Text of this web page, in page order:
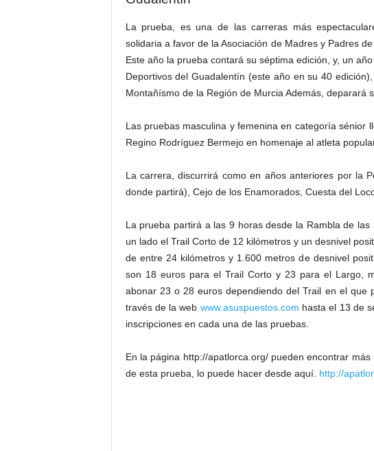
La prueba, es una de las carreras más
solidaria a favor de la Asociación de Madres y Padres
Este año la prueba contará su séptima edición, y, un
Deportivos del Guadalentín (este año en su 40
Montañísmo de la Región de Murcia Además, deparará
Las pruebas masculina y femenina en categoría sénior
Regino Rodríguez Bermejo en homenaje al atleta
La carrera, discurrirá como en años anteriores por la
donde partirá), Cejo de los Enamorados, Cuesta del
La prueba partirá a las 9 horas desde la Rambla de
un lado el Trail Corto de 12 kilómetros y un desnivel
de entre 24 kilómetros y 1.600 metros de desnivel
son 18 euros para el Trail Corto y 23 para el Largo,
abonar 23 o 28 euros dependiendo del Trail en el que
través de la web www.asuspuestos.com hasta el 13 de
inscripciones en cada una de las pruebas.
En la página http://apatlorca.org/ pueden encontrar
de esta prueba, lo puede hacer desde aquí. http://